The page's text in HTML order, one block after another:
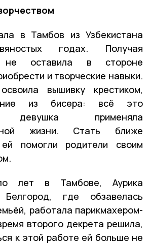
в Тамбов из Узбекистана
годах. Получая
не оставила в стороне
и творческие навыки.
вышивку крестиком,
из бисера: всё это
девушка применяла
жизни. Стать ближе
помогли родители своим
лет в Тамбове, Аурика
где обзавелась
работала парикмахером-
второго декрета решила,
к этой работе ей больше не